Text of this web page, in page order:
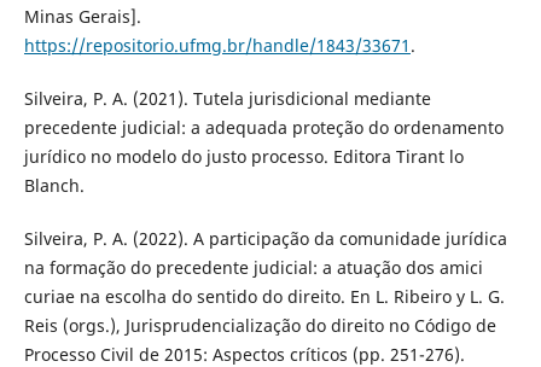
Minas Gerais].
https://repositorio.ufmg.br/handle/1843/33671 .
Silveira, P. A. (2021). Tutela jurisdicional mediante
precedente judicial: a adequada proteção do ordenamento
jurídico no modelo do justo processo. Editora Tirant lo
Blanch.
Silveira, P. A. (2022). A participação da comunidade jurídica
na formação do precedente judicial: a atuação dos amici
curiae na escolha do sentido do direito. En L. Ribeiro y L. G.
Reis (orgs.), Jurisprudencialização do direito no Código de
Processo Civil de 2015: Aspectos críticos (pp. 251-276).